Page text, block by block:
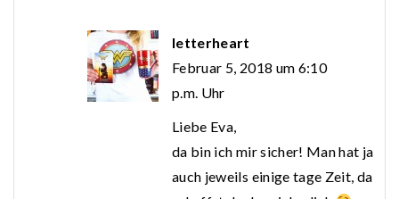
letterheart
Februar 5, 2018 um 6:10
p.m. Uhr
Liebe Eva,
da bin ich mir sicher! Man hat ja
auch jeweils einige tage Zeit, da